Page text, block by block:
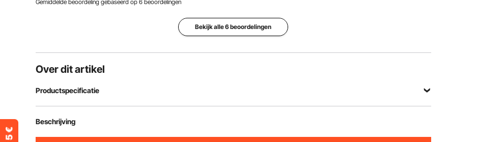
1170-1630
38,53 lbs
Gemiddelde beoordeling gebaseerd op 6 beoordelingen
Bekijk alle 6 beoordelingen
Over dit artikel
Productspecificatie
Artikelmodelnummer
Beschrijving